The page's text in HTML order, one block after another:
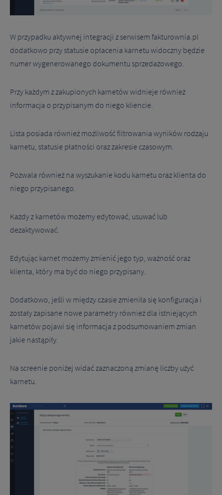
W przypadku aktywnej integracji z serwisem fakturownia.pl
dodatkowo przy statusie opłacenia karnetu widoczny będzie
numer wygenerowanego dokumentu sprzedażowego.
Przy każdym z zakupionych karnetów widnieje również
informacja o przypisanym do niego kliencie.
Lista posiada również możliwość filtrowania wyników rodzaju
karnetu, statusie płatności oraz zakresie czasowym.
Pozwala również na wyszukanie kodu karnetu oraz klienta do
niego przypisanego.
Każdy z karnetów możemy edytować, usuwać lub
dezaktywować.
Edytując karnet możemy zmienić jego typ, ważność oraz
klienta, który ma być do niego przypisany.
Dodatkowo, jeśli w między czasie zmieniła się konfiguracja i
zostały zapisane nowe parametry również dla istniejących
karnetów pojawi się informacja z podsumowaniem zmian
jakie nastąpiły.
Na screenie poniżej widać zaznaczoną zmianę liczby użyć
karnetu.